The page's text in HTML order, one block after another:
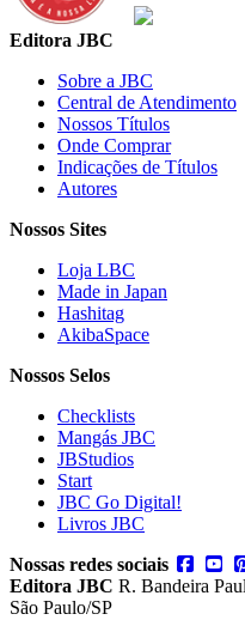
Editora JBC
Sobre a JBC
Central de Atendimento
Nossos Títulos
Onde Comprar
Indicações de Títulos
Autores
Nossos Sites
Loja LBC
Made in Japan
Hashitag
AkibaSpace
Nossos Selos
Checklists
Mangás JBC
JBStudios
Start
JBC Go Digital!
Livros JBC
Nossas redes sociais
Editora JBC R. Bandeira
São Paulo/SP